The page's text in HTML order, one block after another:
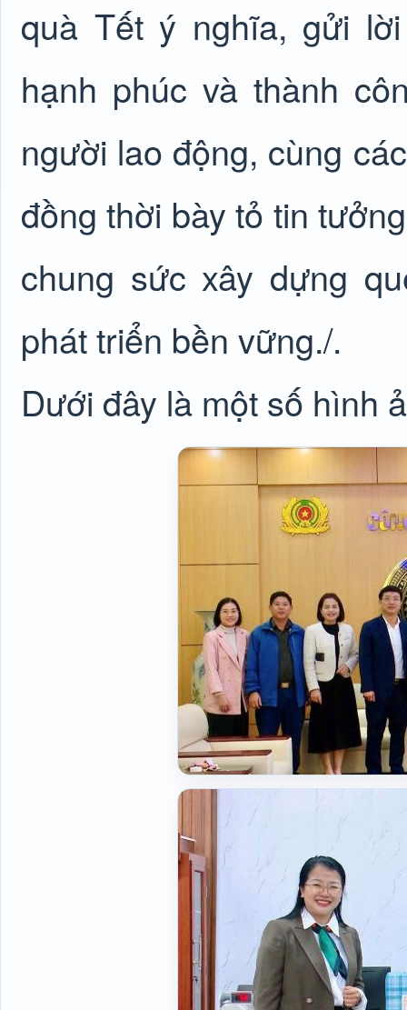
quà Tết ý nghĩa, gửi
hạnh phúc và thành
người lao động, cùng
đồng thời bày tỏ tin
chung sức xây dựng
phát triển bền vững./.
Dưới đây là một số hình